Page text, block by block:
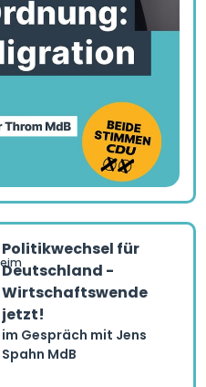
Politikwechsel für
Deutschland -
Wirtschaftswende
jetzt!
im Gespräch mit Jens
Spahn MdB